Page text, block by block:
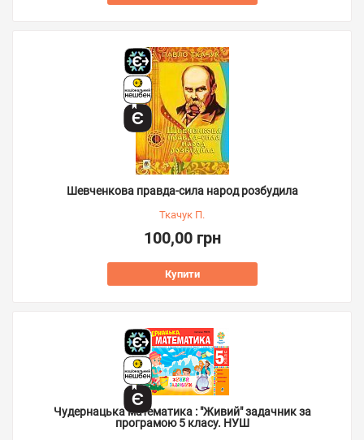
Шевченкова правда-сила народ розбудила
Ткачук П.
100,00 грн
Купити
Чудернацька математика : "Живий" задачник за
програмою 5 класу. НУШ